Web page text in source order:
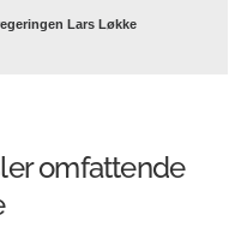
Lars Løkke
omfattende